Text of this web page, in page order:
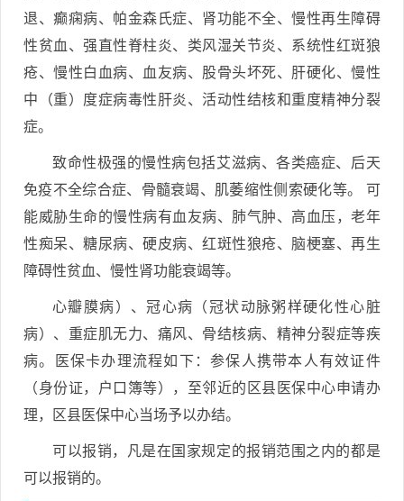
退、癫痫病、帕金森氏症、肾功能不全、慢性再生障碍
性贫血、强直性脊柱炎、类风湿关节炎、系统性红斑狼
疮、慢性白血病、血友病、股骨头坏死、肝硬化、慢性
中（重）度症病毒性肝炎、活动性结核和重度精神分裂
症。
致命性极强的慢性病包括艾滋病、各类癌症、后天
免疫不全综合症、骨髓衰竭、肌萎缩性侧索硬化等。 可
能威胁生命的慢性病有血友病、肺气肿、高血压，老年
性痴呆、糖尿病、硬皮病、红斑性狼疮、脑梗塞、再生
障碍性贫血、慢性肾功能衰竭等。
心瓣膜病）、冠心病（冠状动脉粥样硬化性心脏
病）、重症肌无力、痛风、骨结核病、精神分裂症等疾
病。医保卡办理流程如下：参保人携带本人有效证件
（身份证，户口簿等），至邻近的区县医保中心申请办
理，区县医保中心当场予以办结。
可以报销，凡是在国家规定的报销范围之内的都是
可以报销的。